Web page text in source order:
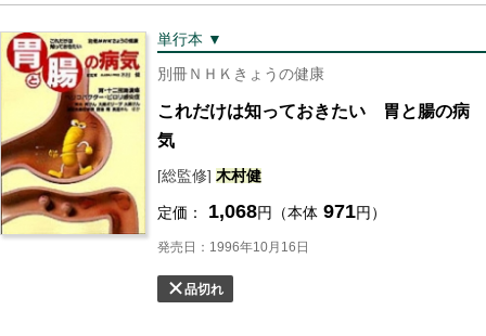
単行本 ▼
別冊ＮＨＫきょうの健康
これだけは知っておきたい 胃と腸の病
気
[総監修] 木村健
定価： 1,068円（本体 971円）
発売日：1996年10月16日
品切れ